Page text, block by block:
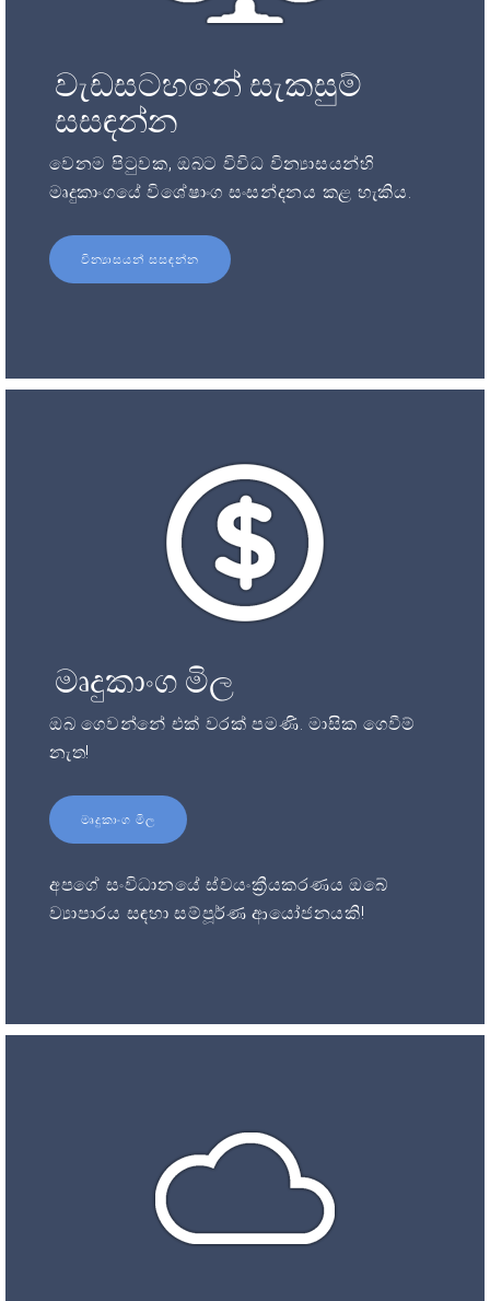
වැඩසටහනේ සැකසුම්
සසඳන්න
වෙනම පිටුවක, ඔබට විවිධ වින්‍යාසයන්හි
මෘදුකාංගයේ විශේෂාංග සංසන්දනය කළ හැකිය.
වින්‍යාසයන් සසඳන්න
මෘදුකාංග මිල
ඔබ ගෙවන්නේ එක් වරක් පමණි. මාසික ගෙවීම්
නැත!
මෘදුකාංග මිල
අපගේ සංවිධානයේ ස්වයංක්‍රීයකරණය ඔබේ
ව්‍යාපාරය සඳහා සම්පූර්ණ ආයෝජනයකි!